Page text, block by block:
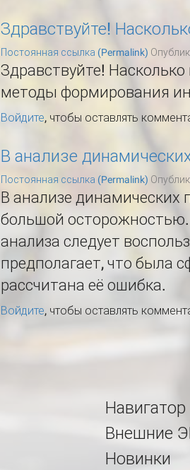
Здравствуйте!
Постоянная ссылка (Permalink)
Здравствуйте!
методы формирования
Войдите, чтобы оставлять
В анализе
Постоянная ссылка (Permalink)
В анализе
большой осторожностью.
анализа следует
предполагает, что была
рассчитана её ошибка.
Войдите, чтобы оставлять
Навигатор
Внешние
Новинки